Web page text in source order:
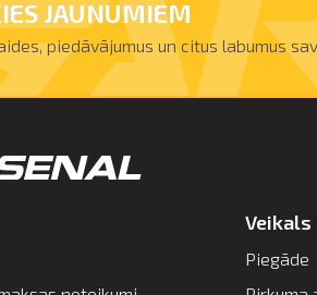
JAUNUMIEM
piedāvājumus un citus labumus
Veikals
Piegāde